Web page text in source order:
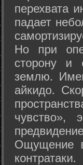
перехвата
падает
Но при
сторону и
землю.
айкидо.
чувство»,
Ощущение
контратаки.